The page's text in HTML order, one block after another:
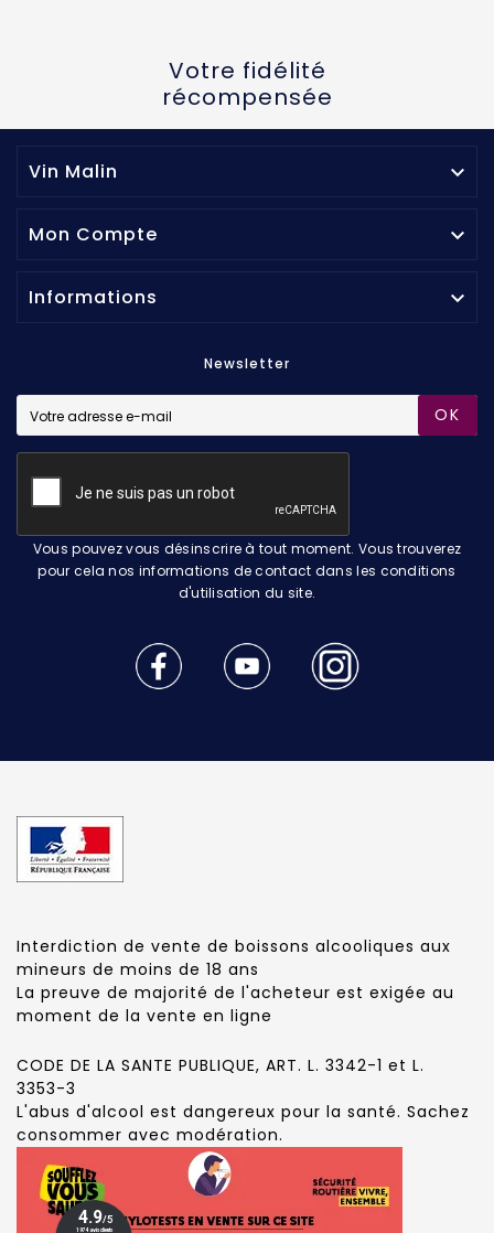
Votre fidélité
récompensée
Vin Malin 
Mon Compte 
Informations 
Newsletter
OK
Vous pouvez vous désinscrire à tout moment. Vous trouverez
pour cela nos informations de contact dans les conditions
d'utilisation du site.
Interdiction de vente de boissons alcooliques aux
mineurs de moins de 18 ans
La preuve de majorité de l'acheteur est exigée au
moment de la vente en ligne
CODE DE LA SANTE PUBLIQUE, ART. L. 3342-1 et L.
3353-3
L'abus d'alcool est dangereux pour la santé. Sachez
consommer avec modération.